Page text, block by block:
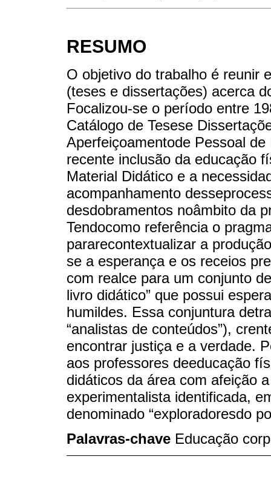
RESUMO
O objetivo do trabalho é reunir
(teses e dissertações) acerca
Focalizou-se o período entre
Catálogo de Tesese
Aperfeiçoamentode Pessoal
recente inclusão da educação
Material Didático e a
acompanhamento
desdobramentos noâmbito da
Tendocomo referência o
pararecontextualizar a
se a esperança e os receios
com realce para um conjunto
livro didático” que possui
humildes. Essa conjuntura
“analistas de conteúdos”),
encontrar justiça e a verdade.
aos professores deeducação
didáticos da área com afeição
experimentalista identificada,
denominado “exploradoresdo
Palavras-chave Educação